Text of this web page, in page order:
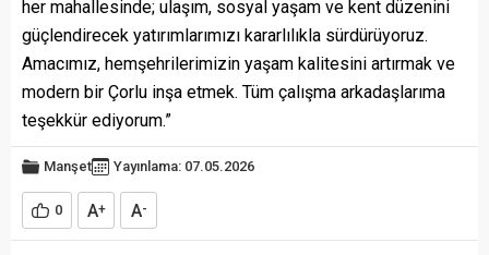
her mahallesinde; ulaşım, sosyal yaşam ve kent düzenini
güçlendirecek yatırımlarımızı kararlılıkla sürdürüyoruz.
Amacımız, hemşehrilerimizin yaşam kalitesini artırmak ve
modern bir Çorlu inşa etmek. Tüm çalışma arkadaşlarıma
teşekkür ediyorum.”
Manşet Yayınlama: 07.05.2026
0 A+ A-